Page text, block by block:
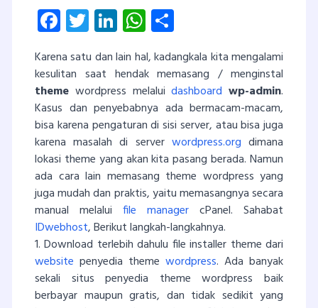
Facebook
Twitter
LinkedInWhatsApp
Karena satu dan lain hal, kadangkala kita mengalami
kesulitan saat hendak memasang / menginstal
theme wordpress melaluidashboard wp-admin.
Kasus dan penyebabnya ada bermacam-macam,
bisa karena pengaturan di sisi server, atau bisa juga
karena masalah di server wordpress.org dimana
lokasi theme yang akan kita pasang berada. Namun
ada cara lain memasang theme wordpress yang
juga mudah dan praktis, yaitu memasangnya secara
manual melalui file manager cPanel. Sahabat
IDwebhost, Berikut langkah-langkahnya.
1. Download terlebih dahulu file installer theme dari
website penyedia theme wordpress. Ada banyak
sekali situs penyedia theme wordpress baik
berbayar maupun gratis, dan tidak sedikit yang